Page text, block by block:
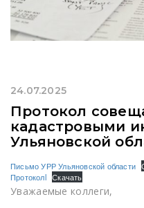
24.07.2025
Протокол
кадастровыми
Ульяновской
Письмо УРР Ульяновской области
Протоколl Скачать
Уважаемые коллеги,